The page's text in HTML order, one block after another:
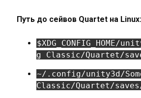
Путь до сейвов Quartet на Linux:
$XDG_CONFIG_HOME/
g Classic/Quartet/
~/.config/unity3d/
Classic/Quartet/